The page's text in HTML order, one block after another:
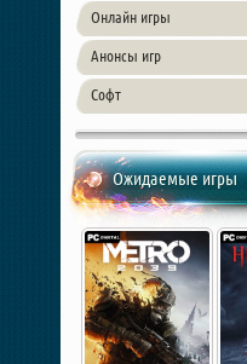
Онлайн игры
Анонсы игр
Софт
Ожидаемые игры